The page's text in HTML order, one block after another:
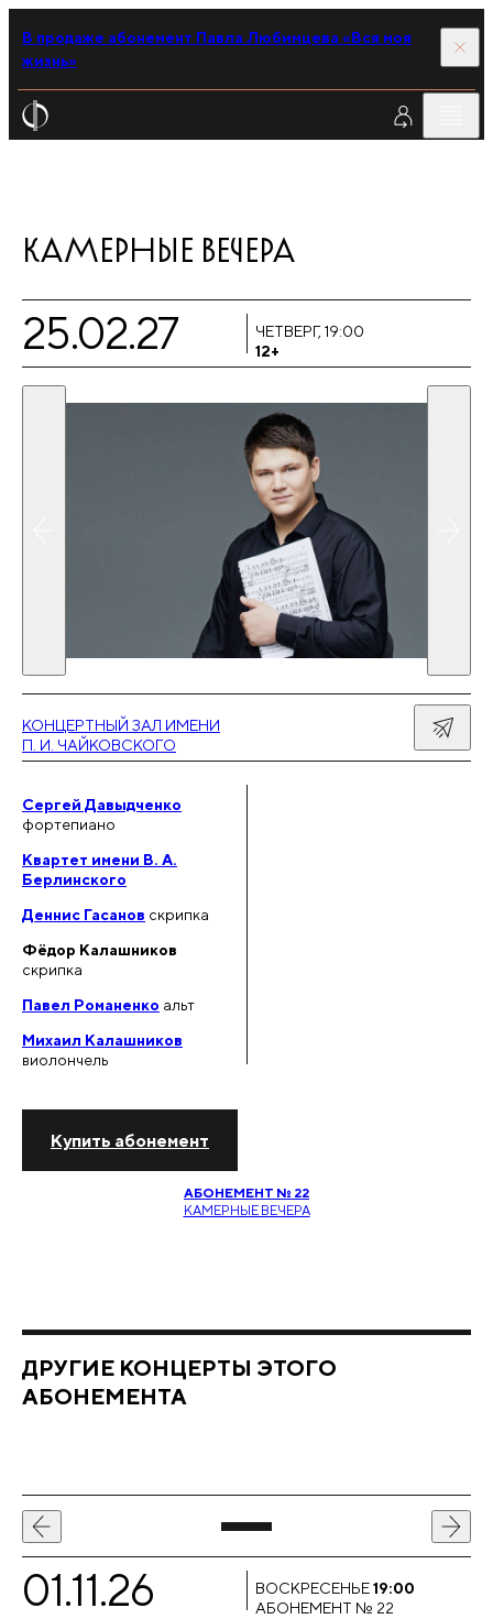
В продаже абонемент Павла Любимцева «Вся моя
жизнь»
КАМЕРНЫЕ ВЕЧЕРА
25.02.27
ЧЕТВЕРГ, 19:00
12+
КОНЦЕРТНЫЙ ЗАЛ ИМЕНИ
П. И. ЧАЙКОВСКОГО
Сергей Давыдченко
фортепиано
Квартет имени В. А.
Берлинского
Деннис Гасанов скрипка
Фёдор Калашников
скрипка
Павел Романенко альт
Михаил Калашников
виолончель
Купить абонемент
АБОНЕМЕНТ № 22
КАМЕРНЫЕ ВЕЧЕРА
ДРУГИЕ КОНЦЕРТЫ ЭТОГО
АБОНЕМЕНТА
01.11.26 ВОСКРЕСЕНЬЕ19:00
АБОНЕМЕНТ № 22